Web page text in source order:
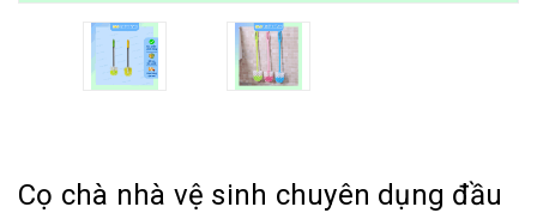
Cọ chà nhà vệ sinh chuyên dụng đầu